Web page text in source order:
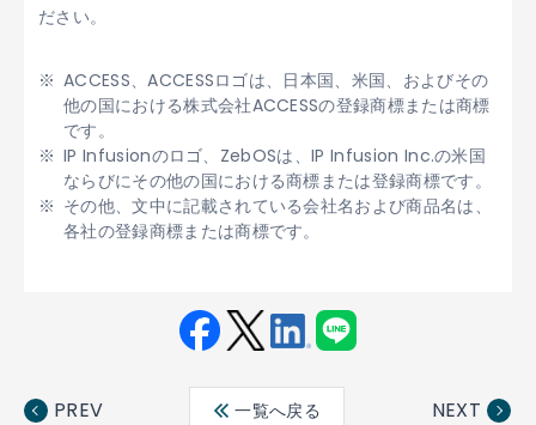
ださい。
ACCESS、ACCESSロゴは、日本国、米国、およびその
他の国における株式会社ACCESSの登録商標または商標
です。
IP Infusionのロゴ、ZebOSは、IP Infusion Inc.の米国
ならびにその他の国における商標または登録商標です。
その他、文中に記載されている会社名および商品名は、
各社の登録商標または商標です。
ebo ter
edin
PREV 一覧へ戻る NEXT